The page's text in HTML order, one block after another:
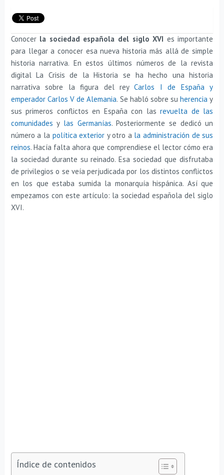
Conocer la sociedad española del siglo XVI es importante
para llegar a conocer esa nueva historia más allá de simple
historia narrativa. En estos últimos números de la revista
digital La Crisis de la Historia se ha hecho una historia
narrativa sobre la figura del reyCarlos I de España y
emperador Carlos V de Alemania. Se habló sobre suherencia y
sus primeros conflictos en España con lasrevuelta de las
comunidades y las Germanías. Posteriormente se dedicó un
número a la política exterior y otro a la administración de sus
reinos. Hacía falta ahora que comprendiese el lector cómo era
la sociedad durante su reinado. Esa sociedad que disfrutaba
de privilegios o se veía perjudicada por los distintos conflictos
en los que estaba sumida la monarquía hispánica. Así que
empezamos con este artículo: la sociedad española del siglo
XVI.
Índice de contenidos